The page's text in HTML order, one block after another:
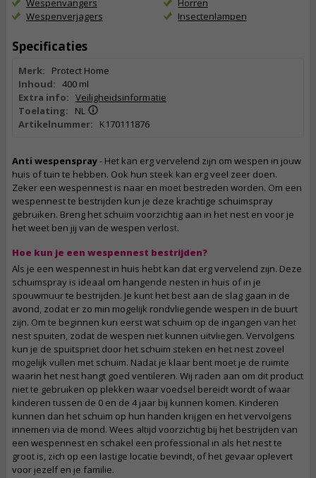
Wespenvangers
Wespenverjagers
Horren
Insectenlampen
Specificaties
Merk:
Protect Home
Inhoud: 400 ml
Extra info: Veiligheidsinformatie
Toelating:
NL
Artikelnummer:
K170111876
Anti wespenspray- Het kan erg vervelend zijn om wespen in jouw
huis of tuin te hebben. Ook hun steek kan erg veel zeer doen.
Zeker een wespennest is naar en moet bestreden worden. Om een
wespennest te bestrijden kun je deze krachtige schuimspray
gebruiken. Breng het schuim voorzichtig aan in het nest en voor je
het weet ben jij van de wespen verlost.
Hoe kun je een wespennest bestrijden?
Als je een wespennest in huis hebt kan dat erg vervelend zijn. Deze
schuimspray is ideaal om hangende nesten in huis of in je
spouwmuur te bestrijden. Je kunt het best aan de slag gaan in de
avond, zodat er zo min mogelijk rondvliegende wespen in de buurt
zijn. Om te beginnen kun eerst wat schuim op de ingangen van het
nest spuiten, zodat de wespen niet kunnen uitvliegen. Vervolgens
kun je de spuitspriet door het schuim steken en het nest zoveel
mogelijk vullen met schuim. Nadat je klaar bent moet je de ruimte
waarin het nest hangt goed ventileren. Wij raden aan om dit product
niet te gebruiken op plekken waar voedsel bereidt wordt of waar
kinderen tussen de 0 en de 4 jaar bij kunnen komen. Kinderen
kunnen dan het schuim op hun handen krijgen en het vervolgens
innemen via de mond. Wees altijd voorzichtig bij het bestrijden van
een wespennest en schakel een professional in als het nest te
groot is, zich op een lastige locatie bevindt, of het gevaar oplevert
voor jezelf en je familie.